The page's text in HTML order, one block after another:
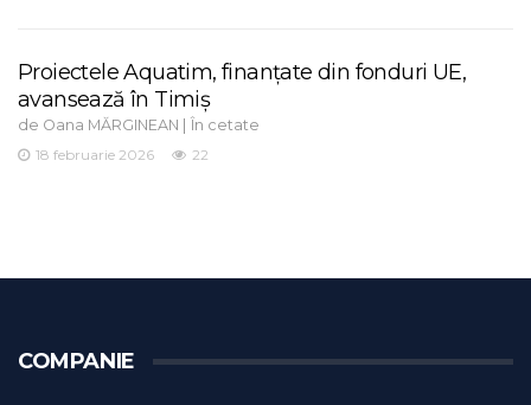
Proiectele Aquatim, finanțate din fonduri UE,
avansează în Timiș
de Oana MĂRGINEAN | În cetate
18 februarie 2026
22
COMPANIE